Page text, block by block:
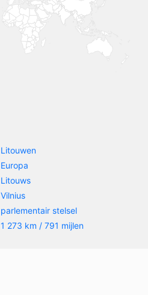
Litouwen
Europa
Litouws
Vilnius
parlementair stelsel
1 273 km / 791 mijlen